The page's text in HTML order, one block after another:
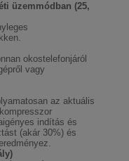
üzemmódban (25,
okostelefonjáról
vagy
az aktuális
indítás és
(akár 30%) és